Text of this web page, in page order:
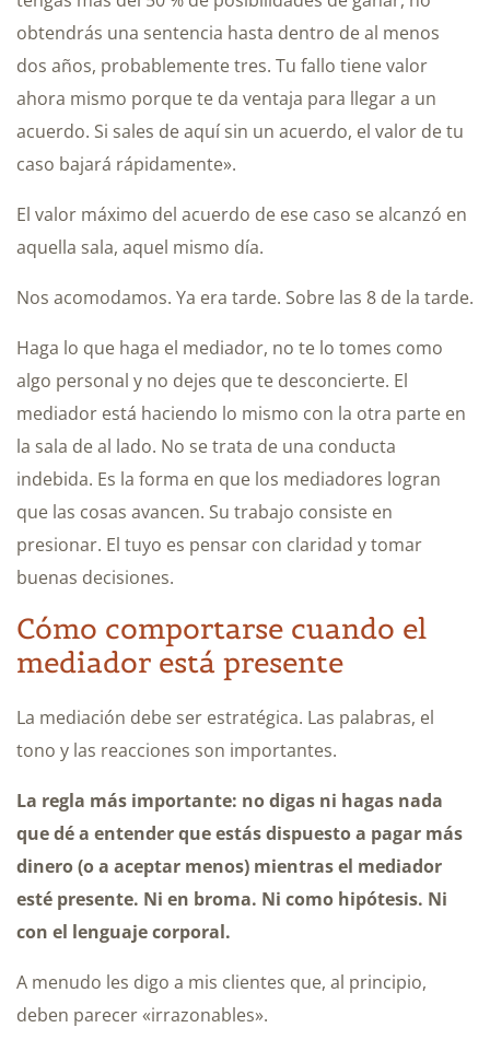
obtendrás una sentencia hasta dentro de al menos
dos años, probablemente tres. Tu fallo tiene valor
ahora mismo porque te da ventaja para llegar a un
acuerdo. Si sales de aquí sin un acuerdo, el valor de tu
caso bajará rápidamente».
El valor máximo del acuerdo de ese caso se alcanzó en
aquella sala, aquel mismo día.
Nos acomodamos. Ya era tarde. Sobre las 8 de la tarde.
Haga lo que haga el mediador, no te lo tomes como
algo personal y no dejes que te desconcierte. El
mediador está haciendo lo mismo con la otra parte en
la sala de al lado. No se trata de una conducta
indebida. Es la forma en que los mediadores logran
que las cosas avancen. Su trabajo consiste en
presionar. El tuyo es pensar con claridad y tomar
buenas decisiones.
Cómo comportarse cuando el
mediador está presente
La mediación debe ser estratégica. Las palabras, el
tono y las reacciones son importantes.
La regla más importante: no digas ni hagas nada
que dé a entender que estás dispuesto a pagar más
dinero (o a aceptar menos) mientras el mediador
esté presente. Ni en broma. Ni como hipótesis. Ni
con el lenguaje corporal.
A menudo les digo a mis clientes que, al principio,
deben parecer «irrazonables».